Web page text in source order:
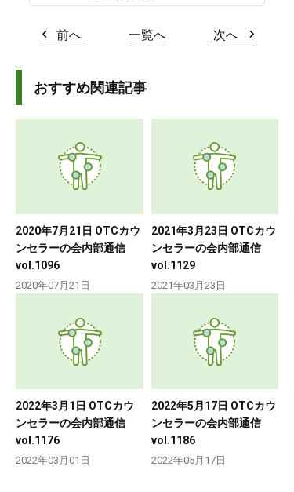
前へ 一覧へ 次へ
おすすめ関連記事
2020年7月21日 OTCカウ
ンセラーの会内部通信
vol.1096
2020年07月21日
2021年3月23日 OTCカウ
ンセラーの会内部通信
vol.1129
2021年03月23日
2022年3月1日 OTCカウ
ンセラーの会内部通信
vol.1176
2022年03月01日
2022年5月17日 OTCカウ
ンセラーの会内部通信
vol.1186
2022年05月17日